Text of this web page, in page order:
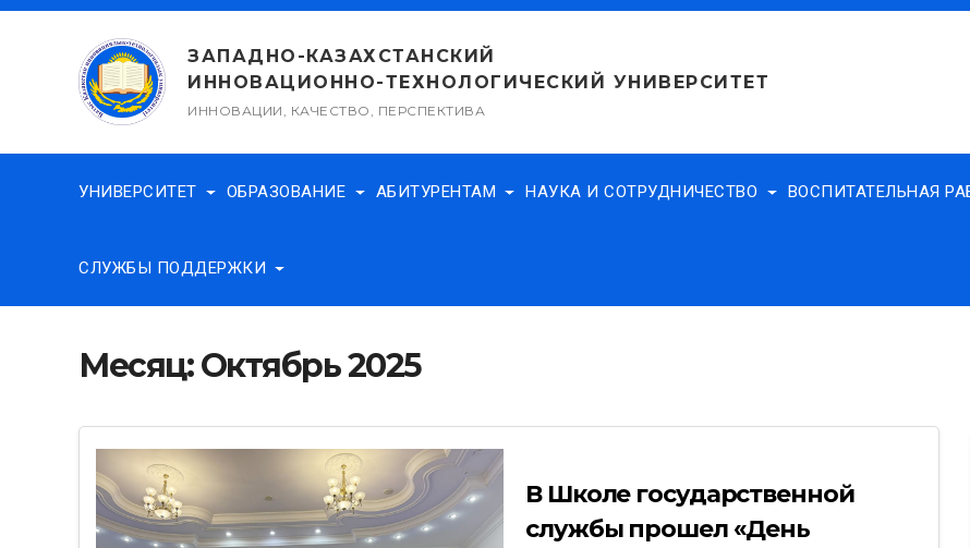
Перейти
содержимому
ЗАПАДНО-КАЗАХСТАНСКИЙ
ИННОВАЦИОННО-ТЕХНОЛОГИЧЕСКИЙ УНИВЕРСИТЕТ
ИННОВАЦИИ, КАЧЕСТВО, ПЕРСПЕКТИВА
УНИВЕРСИТЕТ ОБРАЗОВАНИЕ АБИТУРЕНТАМ НАУКА И СОТРУДНИЧЕСТВО ВОСПИТАТЕЛЬНАЯ
СЛУЖБЫ ПОДДЕРЖКИ
Месяц:Октябрь 2025
В Школе государственной
службы прошел «День